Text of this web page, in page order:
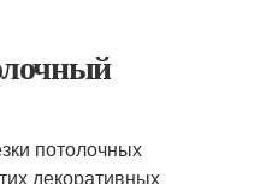
потолочных
декоративных